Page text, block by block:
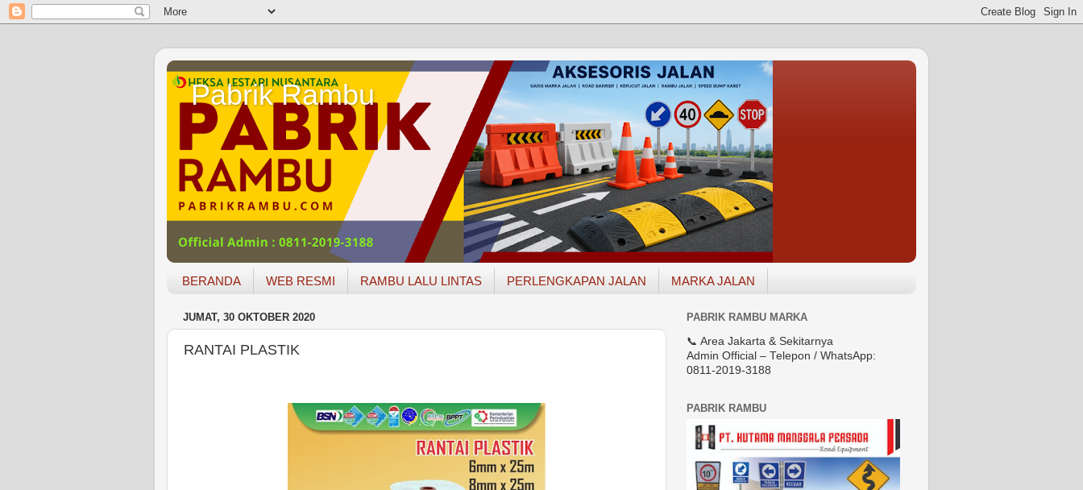
Pabrik Rambu
BERANDA WEB RESMI RAMBU LALU LINTAS PERLENGKAPAN JALAN MARKA JALAN
JUMAT, 30 OKTOBER 2020
RANTAI PLASTIK
PABRIK RAMBU MARKA
📞 Area Jakarta & Sekitarnya
Admin Official – Telepon / WhatsApp:
0811-2019-3188
PABRIK RAMBU